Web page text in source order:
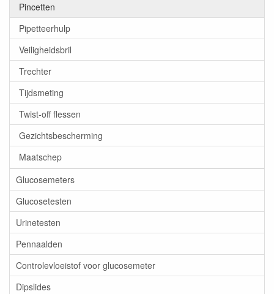
Pincetten
Pipetteerhulp
Veiligheidsbril
Trechter
Tijdsmeting
Twist-off flessen
Gezichtsbescherming
Maatschep
Glucosemeters
Glucosetesten
Urinetesten
Pennaalden
Controlevloeistof voor glucosemeter
Dipslides